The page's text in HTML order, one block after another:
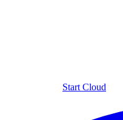
Start Cloud